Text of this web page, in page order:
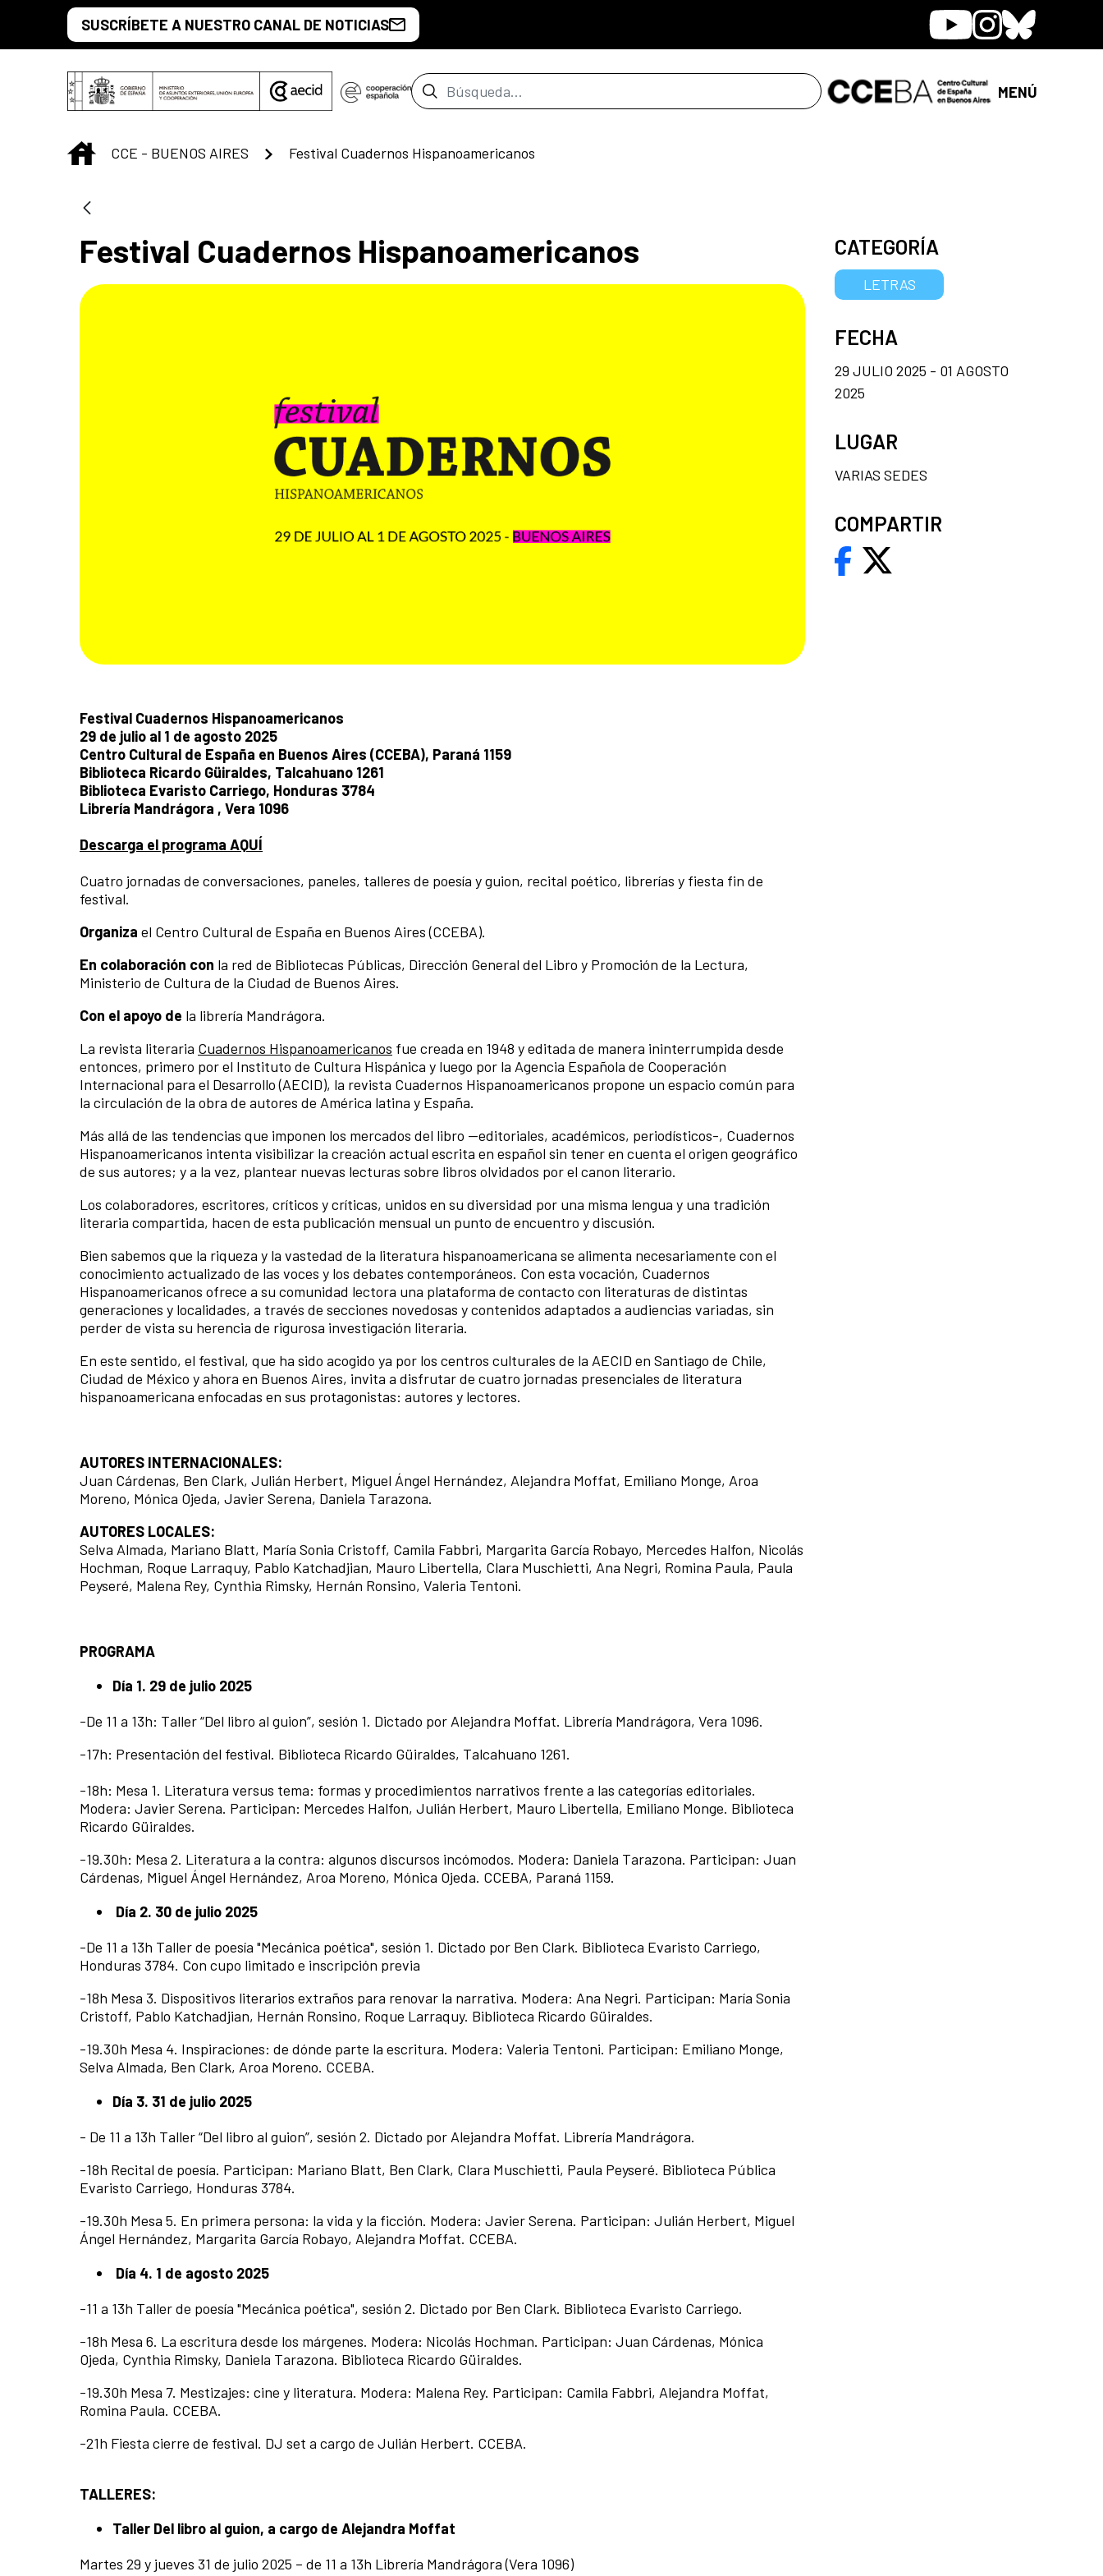
Saltar al contenido principal
SUSCRÍBETE A NUESTRO CANAL DE NOTICIAS YoutubeInstagram
Bluesky
Barra de búsqueda MENÚ
INICIO
CCE - BUENOS AIRES Festival Cuadernos Hispanoamericanos
Festival Cuadernos Hispanoamericanos
Festival Cuadernos Hispanoamericanos
29 de julio al 1 de agosto 2025
Centro Cultural de España en Buenos Aires (CCEBA), Paraná 1159
Biblioteca Ricardo Güiraldes, Talcahuano 1261
Biblioteca Evaristo Carriego, Honduras 3784
Librería Mandrágora , Vera 1096
Descarga el programa AQUÍ
Cuatro jornadas de conversaciones, paneles, talleres de poesía y guion, recital poético, librerías y fiesta fin de
festival.
Organiza el Centro Cultural de España en Buenos Aires (CCEBA).
En colaboración con la red de Bibliotecas Públicas, Dirección General del Libro y Promoción de la Lectura,
Ministerio de Cultura de la Ciudad de Buenos Aires.
Con el apoyo de la librería Mandrágora.
La revista literaria Cuadernos Hispanoamericanos fue creada en 1948 y editada de manera ininterrumpida desde
entonces, primero por el Instituto de Cultura Hispánica y luego por la Agencia Española de Cooperación
Internacional para el Desarrollo (AECID), la revista Cuadernos Hispanoamericanos propone un espacio común para
la circulación de la obra de autores de América latina y España.
Más allá de las tendencias que imponen los mercados del libro —editoriales, académicos, periodísticos-, Cuadernos
Hispanoamericanos intenta visibilizar la creación actual escrita en español sin tener en cuenta el origen geográfico
de sus autores; y a la vez, plantear nuevas lecturas sobre libros olvidados por el canon literario.
Los colaboradores, escritores, críticos y críticas, unidos en su diversidad por una misma lengua y una tradición
literaria compartida, hacen de esta publicación mensual un punto de encuentro y discusión.
Bien sabemos que la riqueza y la vastedad de la literatura hispanoamericana se alimenta necesariamente con el
conocimiento actualizado de las voces y los debates contemporáneos. Con esta vocación, Cuadernos
Hispanoamericanos ofrece a su comunidad lectora una plataforma de contacto con literaturas de distintas
generaciones y localidades, a través de secciones novedosas y contenidos adaptados a audiencias variadas, sin
perder de vista su herencia de rigurosa investigación literaria.
En este sentido, el festival, que ha sido acogido ya por los centros culturales de la AECID en Santiago de Chile,
Ciudad de México y ahora en Buenos Aires, invita a disfrutar de cuatro jornadas presenciales de literatura
hispanoamericana enfocadas en sus protagonistas: autores y lectores.
AUTORES INTERNACIONALES:
Juan Cárdenas, Ben Clark, Julián Herbert, Miguel Ángel Hernández, Alejandra Moffat, Emiliano Monge, Aroa
Moreno, Mónica Ojeda, Javier Serena, Daniela Tarazona.
AUTORES LOCALES:
Selva Almada, Mariano Blatt, María Sonia Cristoff, Camila Fabbri, Margarita García Robayo, Mercedes Halfon, Nicolás
Hochman, Roque Larraquy, Pablo Katchadjian, Mauro Libertella, Clara Muschietti, Ana Negri, Romina Paula, Paula
Peyseré, Malena Rey, Cynthia Rimsky, Hernán Ronsino, Valeria Tentoni.
PROGRAMA
Día 1. 29 de julio 2025
-De 11 a 13h: Taller “Del libro al guion”, sesión 1. Dictado por Alejandra Moffat. Librería Mandrágora, Vera 1096.
-17h: Presentación del festival. Biblioteca Ricardo Güiraldes, Talcahuano 1261.
-18h: Mesa 1. Literatura versus tema: formas y procedimientos narrativos frente a las categorías editoriales.
Modera: Javier Serena. Participan: Mercedes Halfon, Julián Herbert, Mauro Libertella, Emiliano Monge. Biblioteca
Ricardo Güiraldes.
-19.30h: Mesa 2. Literatura a la contra: algunos discursos incómodos. Modera: Daniela Tarazona. Participan: Juan
Cárdenas, Miguel Ángel Hernández, Aroa Moreno, Mónica Ojeda. CCEBA, Paraná 1159.
Día 2. 30 de julio 2025
-De 11 a 13h Taller de poesía "Mecánica poética", sesión 1. Dictado por Ben Clark. Biblioteca Evaristo Carriego,
Honduras 3784. Con cupo limitado e inscripción previa
-18h Mesa 3. Dispositivos literarios extraños para renovar la narrativa. Modera: Ana Negri. Participan: María Sonia
Cristoff, Pablo Katchadjian, Hernán Ronsino, Roque Larraquy. Biblioteca Ricardo Güiraldes.
-19.30h Mesa 4. Inspiraciones: de dónde parte la escritura. Modera: Valeria Tentoni. Participan: Emiliano Monge,
Selva Almada, Ben Clark, Aroa Moreno. CCEBA.
Día 3. 31 de julio 2025
- De 11 a 13h Taller “Del libro al guion”, sesión 2. Dictado por Alejandra Moffat. Librería Mandrágora.
-18h Recital de poesía. Participan: Mariano Blatt, Ben Clark, Clara Muschietti, Paula Peyseré. Biblioteca Pública
Evaristo Carriego, Honduras 3784.
-19.30h Mesa 5. En primera persona: la vida y la ficción. Modera: Javier Serena. Participan: Julián Herbert, Miguel
Ángel Hernández, Margarita García Robayo, Alejandra Moffat. CCEBA.
Día 4. 1 de agosto 2025
-11 a 13h Taller de poesía "Mecánica poética", sesión 2. Dictado por Ben Clark. Biblioteca Evaristo Carriego.
-18h Mesa 6. La escritura desde los márgenes. Modera: Nicolás Hochman. Participan: Juan Cárdenas, Mónica
Ojeda, Cynthia Rimsky, Daniela Tarazona. Biblioteca Ricardo Güiraldes.
-19.30h Mesa 7. Mestizajes: cine y literatura. Modera: Malena Rey. Participan: Camila Fabbri, Alejandra Moffat,
Romina Paula. CCEBA.
-21h Fiesta cierre de festival. DJ set a cargo de Julián Herbert. CCEBA.
TALLERES:
Taller Del libro al guion, a cargo de Alejandra Moffat
Martes 29 y jueves 31 de julio 2025 – de 11 a 13h Librería Mandrágora (Vera 1096)
CATEGORÍA
LETRAS
FECHA
29 JULIO 2025 - 01 AGOSTO
2025
LUGAR
VARIAS SEDES
COMPARTIR